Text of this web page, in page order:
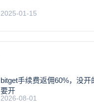
2025-01-15
bitget手续费返佣60%，没开
要开
2026-08-01